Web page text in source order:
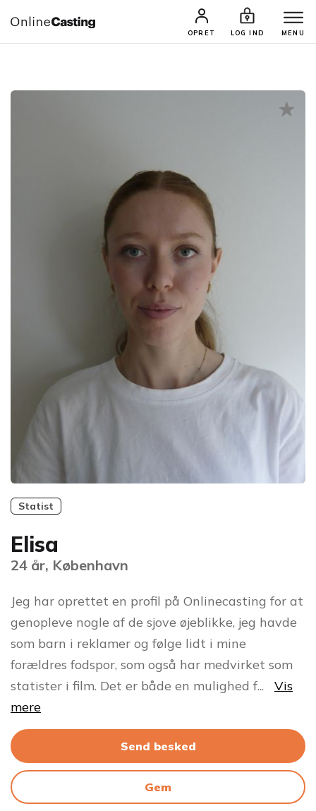
OPRET LOG IND MENU
CASTINGS & JOBS SØG PROFIL
Statist
Elisa
24 år, København
Jeg har oprettet en profil på Onlinecasting for at
genopleve nogle af de sjove øjeblikke, jeg havde
som barn i reklamer og følge lidt i mine
forældres fodspor, som også har medvirket som
statister i film. Det er både en mulighed f...
Vis
mere
Send besked
Gem